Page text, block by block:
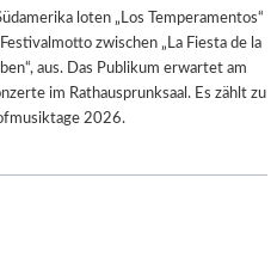
G
S
B
E
R
C
C
H
M
A
Y
loten „Los Temperamentos“
zwischen „La Fiesta de la
aus. Das Publikum erwartet am
im Rathausprunksaal. Es zählt zu
2026.